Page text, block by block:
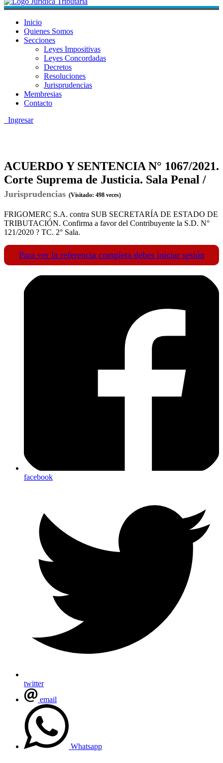
Inicio
Quienes Somos
Secciones
Leyes Impositivas
Leyes Concordadas
Decretos
Resoluciones
Jurisprudencias
Membresias
Contacto
Ingresar
ACUERDO Y SENTENCIA N° 1067/2021.
Corte Suprema de Justicia. Sala Penal /
Jurisprudencias (Visitado: 498 veces)
FRIGOMERC S.A. contra SUB SECRETARÍA DE ESTADO DE
TRIBUTACIÓN. Confirma a favor del Contribuyente la S.D. N°
121/2020 ? TC. 2° Sala.
Para ver la referencia completa debes iniciar sesión
facebook
twitter
email
Whatsapp